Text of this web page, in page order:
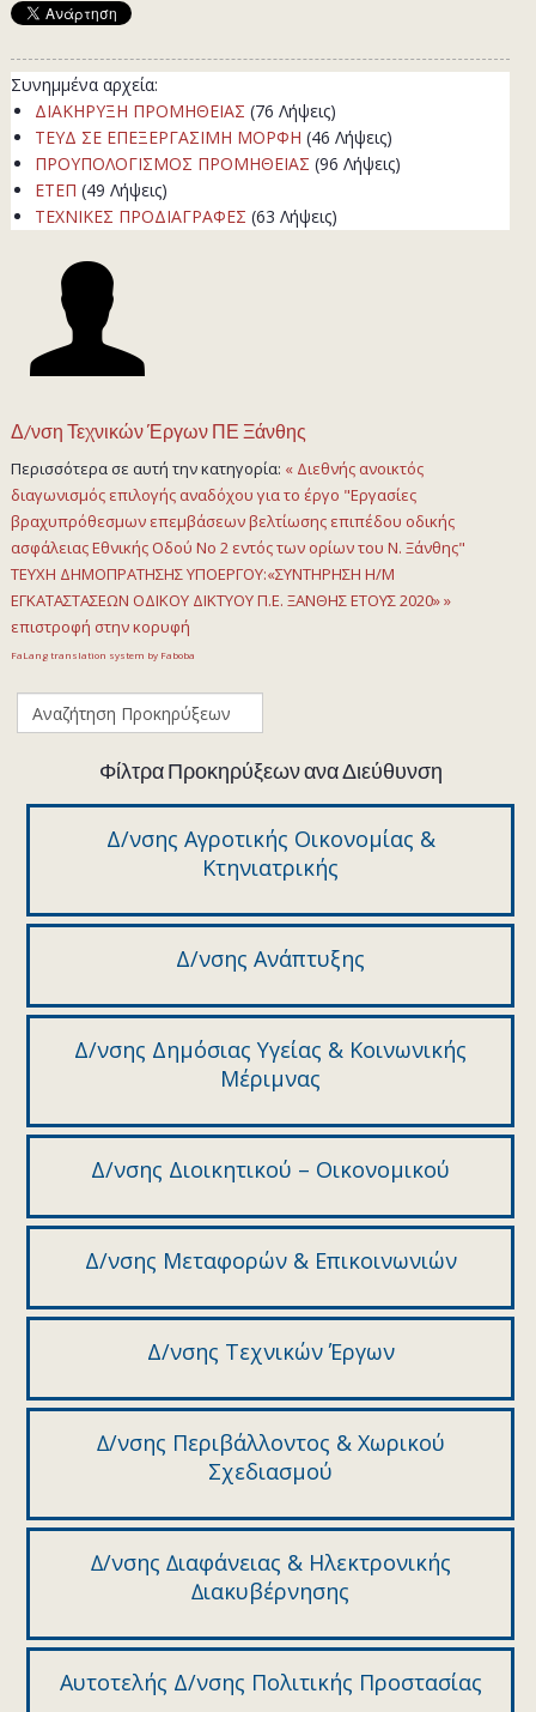
Συνημμένα αρχεία:
ΔΙΑΚΗΡΥΞΗ ΠΡΟΜΗΘΕΙΑΣ (76 Λήψεις)
ΤΕΥΔ ΣΕ ΕΠΕΞΕΡΓΑΣΙΜΗ ΜΟΡΦΗ (46 Λήψεις)
ΠΡΟΥΠΟΛΟΓΙΣΜΟΣ ΠΡΟΜΗΘΕΙΑΣ (96 Λήψεις)
ΕΤΕΠ(49 Λήψεις)
ΤΕΧΝΙΚΕΣ ΠΡΟΔΙΑΓΡΑΦΕΣ (63 Λήψεις)
Δ/νση Τεχνικών Έργων ΠΕ Ξάνθης
Περισσότερα σε αυτή την κατηγορία: « Διεθνής ανοικτός
διαγωνισμός επιλογής αναδόχου για το έργο "Εργασίες
βραχυπρόθεσμων επεμβάσεων βελτίωσης επιπέδου οδικής
ασφάλειας Εθνικής Οδού Νο 2 εντός των ορίων του Ν. Ξάνθης"
ΤΕΥΧΗ ΔΗΜΟΠΡΑΤΗΣΗΣ ΥΠΟΕΡΓΟΥ:«ΣΥΝΤΗΡΗΣΗ Η/Μ
ΕΓΚΑΤΑΣΤΑΣΕΩΝ ΟΔΙΚΟΥ ΔΙΚΤΥΟΥ Π.Ε. ΞΑΝΘΗΣ ΕΤΟΥΣ 2020» »
επιστροφή στην κορυφή
FaLang translation system by Faboba
Φίλτρα Προκηρύξεων ανα Διεύθυνση
Δ/νσης Αγροτικής Οικονομίας &
Κτηνιατρικής
Δ/νσης Ανάπτυξης
Δ/νσης Δημόσιας Υγείας & Κοινωνικής
Μέριμνας
Δ/νσης Διοικητικού – Οικονομικού
Δ/νσης Μεταφορών & Επικοινωνιών
Δ/νσης Τεχνικών Έργων
∆/νσης Περιβάλλοντος & Χωρικού
Σχεδιασµού
∆/νσης ∆ιαφάνειας & Ηλεκτρονικής
∆ιακυβέρνησης
Αυτοτελής Δ/νσης Πολιτικής Προστασίας